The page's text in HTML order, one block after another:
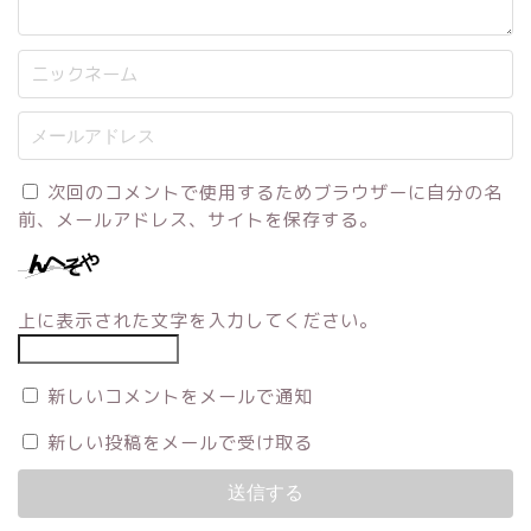
次回のコメントで使用するためブラウザーに自分の名
前、メールアドレス、サイトを保存する。
上に表示された文字を入力してください。
新しいコメントをメールで通知
新しい投稿をメールで受け取る